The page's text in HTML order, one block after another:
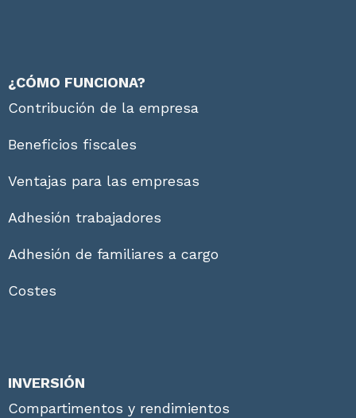
¿CÓMO FUNCIONA?
Contribución de la empresa
Beneficios fiscales
Ventajas para las empresas
Adhesión trabajadores
Adhesión de familiares a cargo
Costes
INVERSIÓN
Compartimentos y rendimientos